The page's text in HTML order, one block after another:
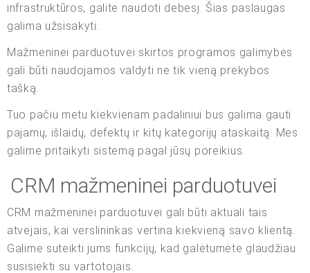
infrastruktūros, galite naudoti debesį. Šias paslaugas
galima užsisakyti.
Mažmeninei parduotuvei skirtos programos galimybės
gali būti naudojamos valdyti ne tik vieną prekybos
tašką.
Tuo pačiu metu kiekvienam padaliniui bus galima gauti
pajamų, išlaidų, defektų ir kitų kategorijų ataskaitą. Mes
galime pritaikyti sistemą pagal jūsų poreikius.
CRM mažmeninei parduotuvei
CRM mažmeninei parduotuvei gali būti aktuali tais
atvejais, kai verslininkas vertina kiekvieną savo klientą.
Galime suteikti jums funkcijų, kad galėtumėte glaudžiau
susisiekti su vartotojais.